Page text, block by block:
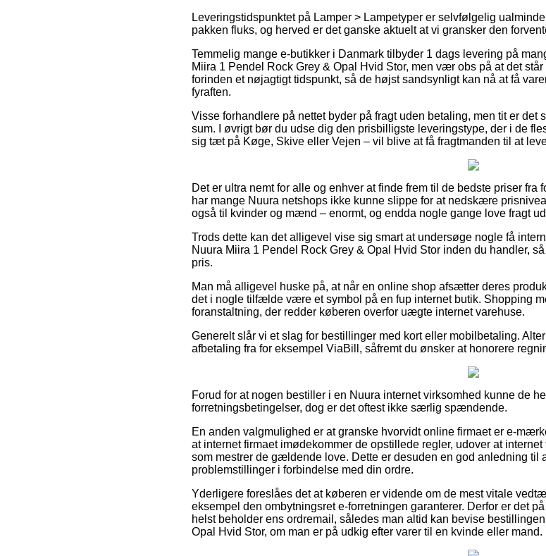
Leveringstidspunktet på Lamper > Lampetyper er selvfølgelig
pakken fluks, og herved er det ganske aktuelt at vi gransker den
Temmelig mange e-butikker i Danmark tilbyder 1 dags levering på
Miira 1 Pendel Rock Grey & Opal Hvid Stor, men vær obs på at det
forinden et nøjagtigt tidspunkt, så de højst sandsynligt kan nå at få
fyraften.
Visse forhandlere på nettet byder på fragt uden betaling, men tit er
sum. I øvrigt bør du udse dig den prisbilligste leveringstype, der i de
sig tæt på Køge, Skive eller Vejen – vil blive at få fragtmanden til at
Det er ultra nemt for alle og enhver at finde frem til de bedste priser fra
har mange Nuura netshops ikke kunne slippe for at nedskære
også til kvinder og mænd – enormt, og endda nogle gange love fragt
Trods dette kan det alligevel vise sig smart at undersøge nogle få
Nuura Miira 1 Pendel Rock Grey & Opal Hvid Stor inden du handler,
pris.
Man må alligevel huske på, at når en online shop afsætter deres
det i nogle tilfælde være et symbol på en fup internet butik. Shopping
foranstaltning, der redder køberen overfor uægte internet varehuse.
Generelt slår vi et slag for bestillinger med kort eller mobilbetaling.
afbetaling fra for eksempel ViaBill, såfremt du ønsker at honorere
Forud for at nogen bestiller i en Nuura internet virksomhed kunne de
forretningsbetingelser, dog er det oftest ikke særlig spændende.
En anden valgmulighed er at granske hvorvidt online firmaet er e-
at internet firmaet imødekommer de opstillede regler, udover at
som mestrer de gældende love. Dette er desuden en god anledning til
problemstillinger i forbindelse med din ordre.
Yderligere foreslåes det at køberen er vidende om de mest vitale
eksempel den ombytningsret e-forretningen garanterer. Derfor er det
helst beholder ens ordremail, således man altid kan bevise
Opal Hvid Stor, om man er på udkig efter varer til en kvinde eller mand.